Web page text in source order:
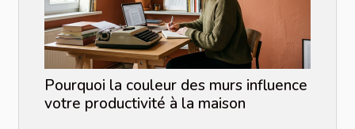
Pourquoi la couleur des murs influence
votre productivité à la maison